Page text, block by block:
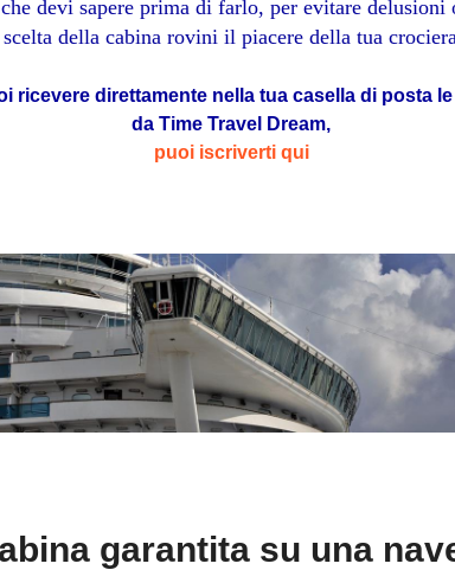
devi sapere prima di farlo, per evitare
scelta della cabina rovini il piacere della tua
ricevere direttamente nella tua casella di posta
da Time Travel Dream,
puoi iscriverti qui
garantita su una